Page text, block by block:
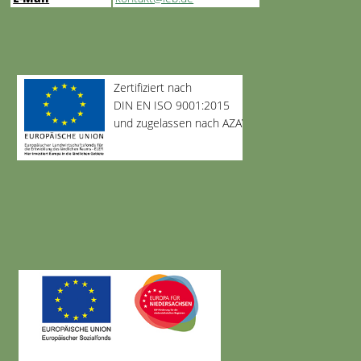
Zertifiziert nach
DIN EN ISO 9001:2015
und zugelassen nach AZAV